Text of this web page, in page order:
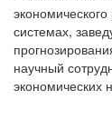
системах,
научный
экономических